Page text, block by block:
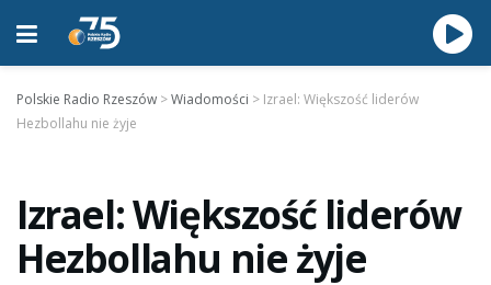
Polskie Radio Rzeszów >Wiadomości > Izrael: Większość liderów
Hezbollahu nie żyje
Izrael: Większość liderów
Hezbollahu nie żyje